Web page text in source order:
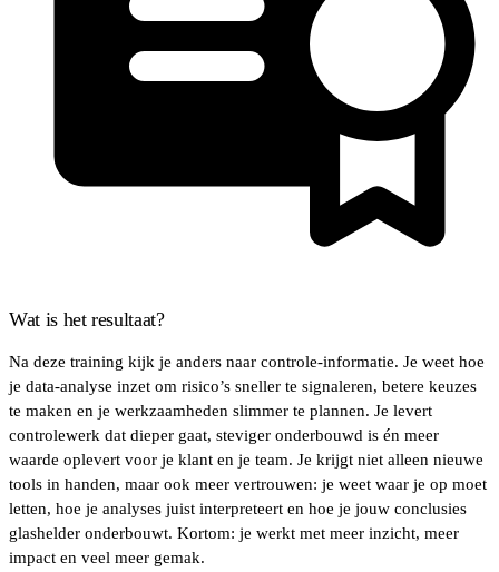
Wat is het resultaat?
Na deze training kijk je anders naar controle-informatie. Je weet hoe
je data-analyse inzet om risico’s sneller te signaleren, betere keuzes
te maken en je werkzaamheden slimmer te plannen. Je levert
controlewerk dat dieper gaat, steviger onderbouwd is én meer
waarde oplevert voor je klant en je team. Je krijgt niet alleen nieuwe
tools in handen, maar ook meer vertrouwen: je weet waar je op moet
letten, hoe je analyses juist interpreteert en hoe je jouw conclusies
glashelder onderbouwt. Kortom: je werkt met meer inzicht, meer
impact en veel meer gemak.